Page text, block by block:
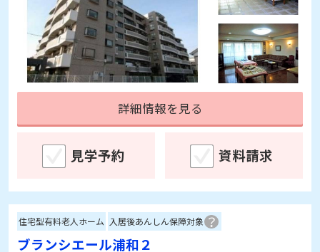
詳細情報を見る
見学予約 資料請求
住宅型有料老人ホーム 入居後あんしん保障対象
ブランシエール浦和２